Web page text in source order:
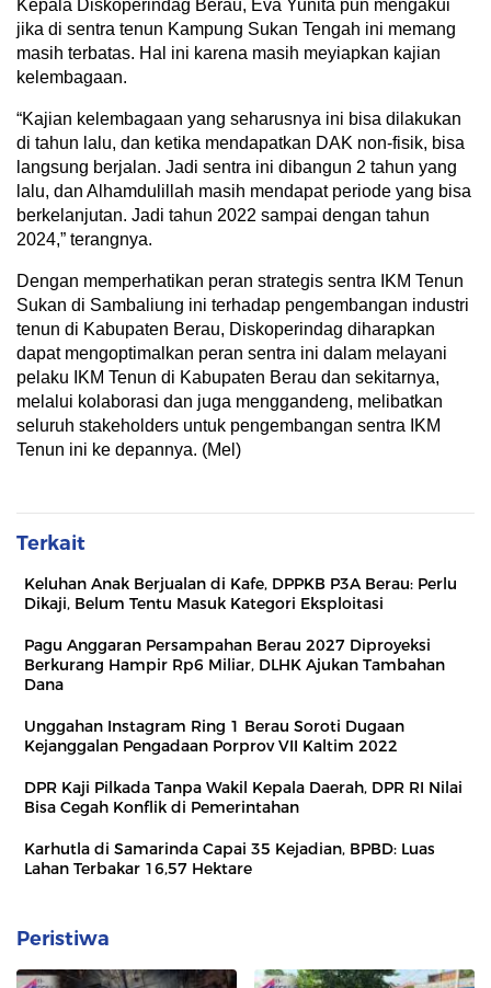
Kepala Diskoperindag Berau, Eva Yunita pun mengakui
jika di sentra tenun Kampung Sukan Tengah ini memang
masih terbatas. Hal ini karena masih meyiapkan kajian
kelembagaan.
“Kajian kelembagaan yang seharusnya ini bisa dilakukan
di tahun lalu, dan ketika mendapatkan DAK non-fisik, bisa
langsung berjalan. Jadi sentra ini dibangun 2 tahun yang
lalu, dan Alhamdulillah masih mendapat periode yang bisa
berkelanjutan. Jadi tahun 2022 sampai dengan tahun
2024,” terangnya.
Dengan memperhatikan peran strategis sentra IKM Tenun
Sukan di Sambaliung ini terhadap pengembangan industri
tenun di Kabupaten Berau, Diskoperindag diharapkan
dapat mengoptimalkan peran sentra ini dalam melayani
pelaku IKM Tenun di Kabupaten Berau dan sekitarnya,
melalui kolaborasi dan juga menggandeng, melibatkan
seluruh stakeholders untuk pengembangan sentra IKM
Tenun ini ke depannya. (Mel)
Terkait
Keluhan Anak Berjualan di Kafe, DPPKB P3A Berau: Perlu
Dikaji, Belum Tentu Masuk Kategori Eksploitasi
Pagu Anggaran Persampahan Berau 2027 Diproyeksi
Berkurang Hampir Rp6 Miliar, DLHK Ajukan Tambahan
Dana
Unggahan Instagram Ring 1 Berau Soroti Dugaan
Kejanggalan Pengadaan Porprov VII Kaltim 2022
DPR Kaji Pilkada Tanpa Wakil Kepala Daerah, DPR RI Nilai
Bisa Cegah Konflik di Pemerintahan
Karhutla di Samarinda Capai 35 Kejadian, BPBD: Luas
Lahan Terbakar 16,57 Hektare
Peristiwa